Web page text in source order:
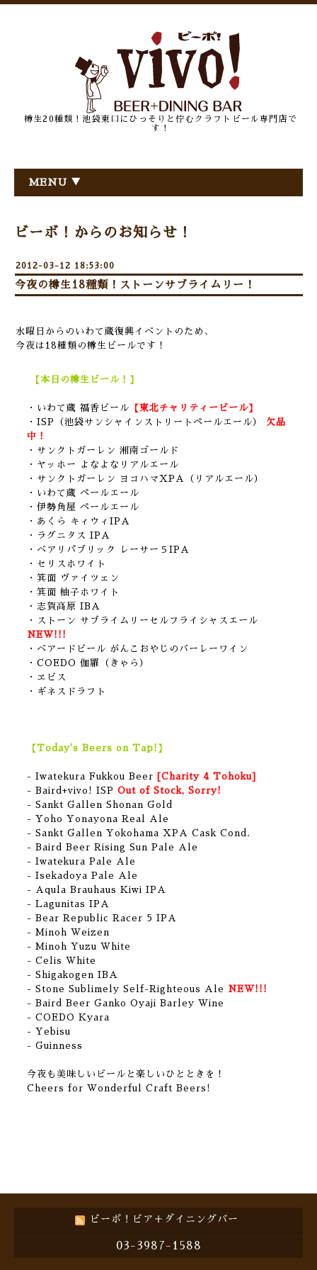
樽生20種類！池袋東口にひっそりと佇むクラフトビール専門店で
す！
MENU ▼
ビーボ！からのお知らせ！
2012-03-12 18:53:00
今夜の樽生18種類！ストーンサブライムリー！
水曜日からのいわて蔵復興イベントのため、
今夜は18種類の樽生ビールです！
【本日の樽生ビール！】
・いわて蔵 福香ビール 【東北チャリティービール】
・ISP（池袋サンシャインストリートペールエール）
欠品
中！
・サンクトガーレン 湘南ゴールド
・ヤッホー よなよなリアルエール
・サンクトガーレン ヨコハマXPA（リアルエール）
・いわて蔵 ペールエール
・伊勢角屋 ペールエール
・あくら キィウィIPA
・ラグニタス IPA
・ベアリパブリック レーサー５IPA
・セリスホワイト
・箕面 ヴァイツェン
・箕面 柚子ホワイト
・志賀高原 IBA
・ストーン サブライムリーセルフライシャスエール
NEW!!!
・ベアードビール がんこおやじのバーレーワイン
・COEDO 伽羅（きゃら）
・ヱビス
・ギネスドラフト
【Today's Beers on Tap!】
- Iwatekura Fukkou Beer
[Charity 4 Tohoku]
- Baird+vivo! ISP Out of Stock, Sorry!
- Sankt Gallen Shonan Gold
- Yoho Yonayona Real Ale
- Sankt Gallen Yokohama XPA Cask Cond.
- Baird Beer Rising Sun Pale Ale
- Iwatekura Pale Ale
- Isekadoya Pale Ale
- Aqula Brauhaus Kiwi IPA
- Lagunitas IPA
- Bear Republic Racer 5 IPA
- Minoh Weizen
- Minoh Yuzu White
- Celis White
- Shigakogen IBA
- Stone Sublimely Self-Righteous Ale
NEW!!!
- Baird Beer Ganko Oyaji Barley Wine
- COEDO Kyara
- Yebisu
- Guinness
今夜も美味しいビールと楽しいひとときを！
Cheers for Wonderful Craft Beers!
ビーボ！ビア＋ダイニングバー
03-3987-1588